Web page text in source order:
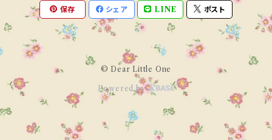
保存 シェア LINE ポスト
© Dear Little One
Powered by